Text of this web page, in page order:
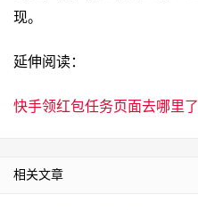
现。
延伸阅读：
快手领红包任务页面去哪里了
相关文章